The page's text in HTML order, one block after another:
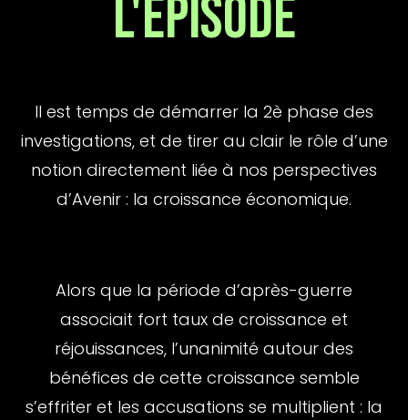
l'ÉPISODE
Il est temps de démarrer la 2è phase des
investigations, et de tirer au clair le rôle d’une
notion directement liée à nos perspectives
d’Avenir : la croissance économique.
Alors que la période d’après-guerre
associait fort taux de croissance et
réjouissances, l’unanimité autour des
bénéfices de cette croissance semble
s’effriter et les accusations se multiplient : la